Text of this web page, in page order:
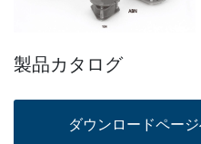
製品カタログ